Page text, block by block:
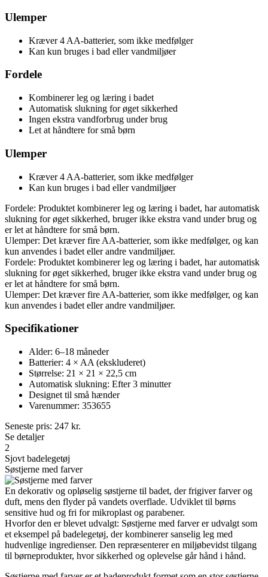
Ulemper
Kræver 4 AA-batterier, som ikke medfølger
Kan kun bruges i bad eller vandmiljøer
Fordele
Kombinerer leg og læring i badet
Automatisk slukning for øget sikkerhed
Ingen ekstra vandforbrug under brug
Let at håndtere for små børn
Ulemper
Kræver 4 AA-batterier, som ikke medfølger
Kan kun bruges i bad eller vandmiljøer
Fordele: Produktet kombinerer leg og læring i badet, har automatisk
slukning for øget sikkerhed, bruger ikke ekstra vand under brug og
er let at håndtere for små børn.
Ulemper: Det kræver fire AA-batterier, som ikke medfølger, og kan
kun anvendes i badet eller andre vandmiljøer.
Fordele: Produktet kombinerer leg og læring i badet, har automatisk
slukning for øget sikkerhed, bruger ikke ekstra vand under brug og
er let at håndtere for små børn.
Ulemper: Det kræver fire AA-batterier, som ikke medfølger, og kan
kun anvendes i badet eller andre vandmiljøer.
Specifikationer
Alder: 6–18 måneder
Batterier: 4 × AA (ekskluderet)
Størrelse: 21 × 21 × 22,5 cm
Automatisk slukning: Efter 3 minutter
Designet til små hænder
Varenummer: 353655
Seneste pris: 247 kr.
Se detaljer
2
Sjovt badelegetøj
Søstjerne med farver
En dekorativ og opløselig søstjerne til badet, der frigiver farver og
duft, mens den flyder på vandets overflade. Udviklet til børns
sensitive hud og fri for mikroplast og parabener.
Hvorfor den er blevet udvalgt: Søstjerne med farver er udvalgt som
et eksempel på badelegetøj, der kombinerer sanselig leg med
hudvenlige ingredienser. Den repræsenterer en miljøbevidst tilgang
til børneprodukter, hvor sikkerhed og oplevelse går hånd i hånd.